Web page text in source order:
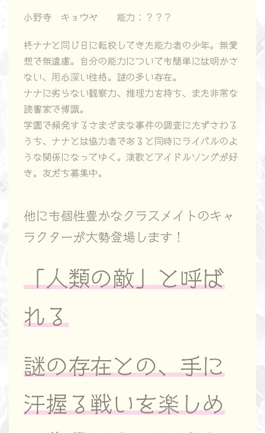
小野寺 キョウヤ 能力：？？？
柊ナナと同じ日に転校してきた能力者の少年。無愛
想で無遠慮。自分の能力についても簡単には明かさ
ない、用心深い性格。謎の多い存在。
ナナに劣らない観察力、推理力を持ち、また非常な
読書家で博識。
学園で頻発するさまざまな事件の調査にたずさわる
うち、ナナとは協力者であると同時にライバルのよ
うな関係になってゆく。演歌とアイドルソングが好
き。友だち募集中。
他にも個性豊かなクラスメイトのキャ
ラクターが大勢登場します！
「人類の敵」 と呼ば
れる
謎の存在との、手に
汗握る戦いを楽しめ